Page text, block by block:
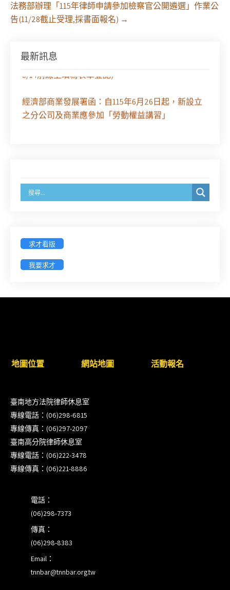
法務部辦理「115年律師申請參加檢察官公開遴選」作業公
告(11/28截止受理,採書面報名) →
最新訊息
徵求參與115年教師法律諮詢補助計畫人才庫(請於
經濟部商業發展署函：自115年6月26日起，新設立
之分公司及商業應參加「勞動權益講習」
徵詢有意願擔任臺南市115年度國民中小學法治教育
（8/17截止報名，額滿提前截止，實體＋線上同
步）
衛」課程(8/12前向本會報名,實體)
【重要公告】115年職場霸凌調查專業人才(律師)培
本會訂於115年8月15日(六)上午舉辦「使用AI如何幫
助整理資訊?談法律工作中的應用與風險」課程(8/7
前報名，實體+線上併行)
徵詢有意願擔任程序監理人之會員(115/8/14截止)
求才看版
我要求才
地圖位置 網站地圖 活動報名
臺南地方法院律師休息室
專線電話：(06)298-6815
專線傳真：(06)297-2097
臺南高分院律師休息室
專線電話：(06)222-3478
專線傳真：(06)221-8886
電話：
(06)298-7373
傳真：
(06)298-8383
Email：
tnnbar@tnnbar.org.tw